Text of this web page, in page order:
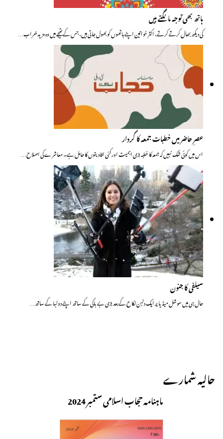
ہاتھ بھی توجہ مانگتے ہیں
کی دیکھ بھال کرتے کرتے، اکثر خواتین اپنے ہاتھوں کو بھول جاتی ہیں، جس کے نتیجے میں وہ مزید خراب…
عصرِ حاضر میں خطبات جمعہ کا کردار
اس میں کوئی شک نہیں کہ جمعہ کا خطبہ بڑی اہمیت اور کئی افادیتوں کا حامل ہے۔ معاشرے کی اصلاح…
سیلفی کا جنون
حال ہی میں سوشل میڈیا پر ایک دلہن نکاح کے بعد بڑی بے باکی کے ساتھ اپنے دولہا کے ساتھ…
حالیہ شمارے
ماہنامہ حجاب اسلامی ستمبر 2024